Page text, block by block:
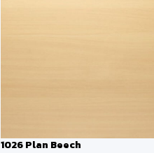
1026 Plan Beech